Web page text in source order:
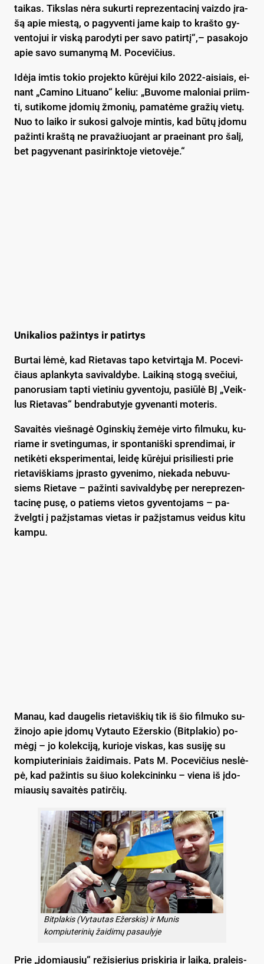
tai­kas. Tiks­las nė­ra su­kur­ti rep­re­zen­ta­ci­nį vaiz­do įra­
šą apie mies­tą, o pa­gy­ven­ti ja­me kaip to kraš­to gy­
ven­to­jui ir vis­ką pa­ro­dy­ti per sa­vo pa­tir­tį“,– pa­sa­ko­jo
apie sa­vo su­ma­ny­mą M. Po­ce­vi­čius.
Idė­ja im­tis to­kio pro­jek­to kū­rė­jui ki­lo 2022-ai­siais, ei­
nant „Ca­mi­no Li­tua­no“ ke­liu: „Bu­vo­me ma­lo­niai priim­
ti, su­ti­ko­me įdo­mių žmo­nių, pa­ma­tė­me gra­žių vie­tų.
Nuo to lai­ko ir su­ko­si gal­vo­je min­tis, kad bū­tų įdo­mu
pa­žin­ti kraš­tą ne pra­va­žiuo­jant ar praei­nant pro ša­lį,
bet pa­gy­ve­nant pa­si­rink­to­je vie­to­vė­je.“
Uni­ka­lios pa­žin­tys ir pa­tir­tys
Bur­tai lė­mė, kad Rie­ta­vas ta­po ket­vir­tą­ja M. Po­ce­vi­
čiaus ap­lan­ky­ta sa­vi­val­dy­be. Lai­ki­ną sto­gą sve­čiui,
pa­no­ru­siam tap­ti vie­ti­niu gy­ven­to­ju, pa­siū­lė BĮ „Veik­
lus Rie­ta­vas“ bend­ra­bu­ty­je gy­ve­nan­ti mo­te­ris.
Sa­vai­tės vieš­na­gė Ogins­kių že­mė­je vir­to fil­mu­ku, ku­
ria­me ir sve­tin­gu­mas, ir spon­ta­niš­ki spren­di­mai, ir
ne­ti­kė­ti eks­pe­ri­men­tai, lei­dę kū­rė­jui pri­si­lies­ti prie
rie­ta­viš­kiams įpras­to gy­ve­ni­mo, nie­ka­da ne­bu­vu­
siems Rie­ta­ve – pa­žin­ti sa­vi­val­dy­bę per nerep­re­zen­
ta­ci­nę pu­sę, o pa­tiems vie­tos gy­ven­to­jams – pa­
žvelg­ti į pa­žįs­ta­mas vie­tas ir pa­žįs­ta­mus vei­dus ki­tu
kam­pu.
Ma­nau, kad dau­ge­lis rie­ta­viš­kių tik iš šio fil­mu­ko su­
ži­no­jo apie įdo­mų Vy­tau­to Ežers­kio (Bitp­la­kio) po­
mė­gį – jo ko­lek­ci­ją, ku­rio­je vis­kas, kas su­si­ję su
kom­piu­te­ri­niais žai­di­mais. Pats M. Po­ce­vi­čius ne­slė­
pė, kad pa­žin­tis su šiuo ko­lek­ci­nin­ku – vie­na iš įdo­
miau­sių sa­vai­tės pa­tir­čių.
Bitplakis (Vytautas Ežerskis) ir Munis
kompiuterinių žaidimų pasaulyje
Prie „įdo­miau­sių“ re­ži­sie­rius pri­ski­ria ir lai­ką, pra­leis­